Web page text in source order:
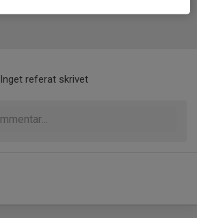
Inget referat skrivet